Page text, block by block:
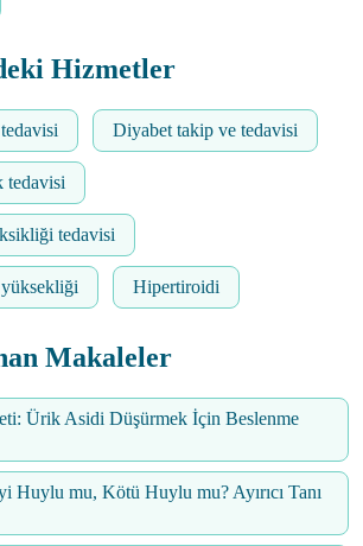
Hizmetler
Diyabet takip ve tedavisi
tedavisi
tedavisi
Hipertiroidi
Makaleler
Ürik Asidi Düşürmek İçin Beslenme
Huylu mu, Kötü Huylu mu? Ayırıcı Tanı